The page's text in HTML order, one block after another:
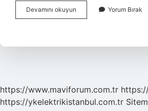
Devamını okuyun
Yazan
Denir
Yorum Bırak
https://www.maviforum.com.tr
https://ykelektrikistanbul.com.tr